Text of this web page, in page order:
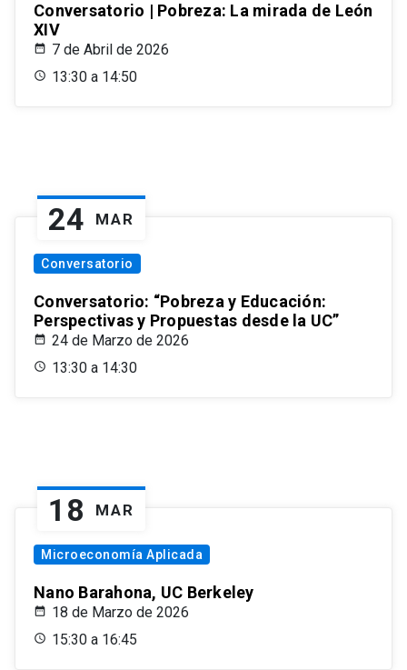
Conversatorio | Pobreza: La mirada de León
XIV
7 de Abril de 2026
13:30 a 14:50
24 MAR
Conversatorio
Conversatorio: “Pobreza y Educación:
Perspectivas y Propuestas desde la UC”
24 de Marzo de 2026
13:30 a 14:30
18 MAR
Microeconomía Aplicada
Nano Barahona, UC Berkeley
18 de Marzo de 2026
15:30 a 16:45